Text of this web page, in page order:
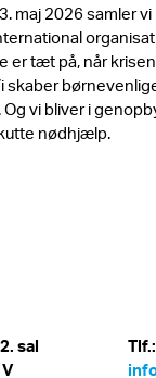
maj 2026 samler vi
er tæt på, når
skaber
vi bliver i
nødhjælp.
sal